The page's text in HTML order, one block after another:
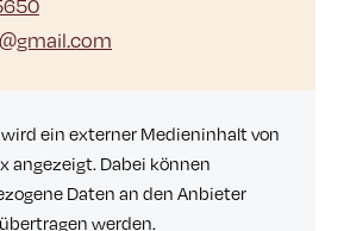
ein externer Medieninhalt von
angezeigt. Dabei können
Daten an den Anbieter
übertragen werden.